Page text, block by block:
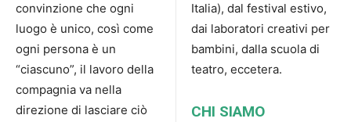
convinzione che ogni
luogo è unico, così come
ogni persona è un
“ciascuno”, il lavoro della
compagnia va nella
direzione di lasciare ciò
Italia), dal festival estivo,
dai laboratori creativi per
bambini, dalla scuola di
teatro, eccetera.
CHI SIAMO